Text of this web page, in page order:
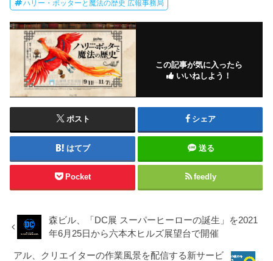
ハリー・ポッターと魔法の歴史 広報事務局
この記事が気に入ったら
いいねしよう！
ポスト シェア
はてブ 送る
Pocket feedly
森ビル、「DC展 スーパーヒーローの誕生」を2021
年6月25日から六本木ヒルズ展望台で開催
アル、クリエイターの作業風景を配信する新サービ